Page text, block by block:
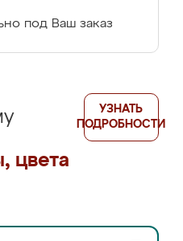
под Ваш заказ
цвета
УЗНАТЬ
ПОДРОБНОСТИ